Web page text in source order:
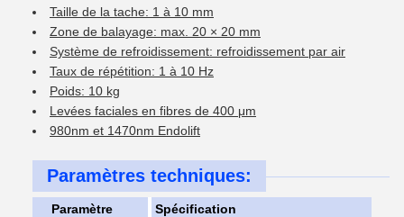
Taille de la tache: 1 à 10 mm
Zone de balayage: max. 20 × 20 mm
Système de refroidissement: refroidissement par air
Taux de répétition: 1 à 10 Hz
Poids: 10 kg
Levées faciales en fibres de 400 μm
980nm et 1470nm Endolift
Paramètres techniques:
Paramètre Spécification